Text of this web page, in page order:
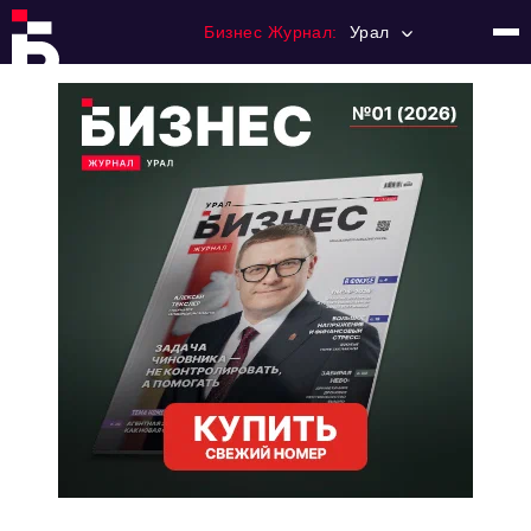
Бизнес Журнал: Урал
Тема номера